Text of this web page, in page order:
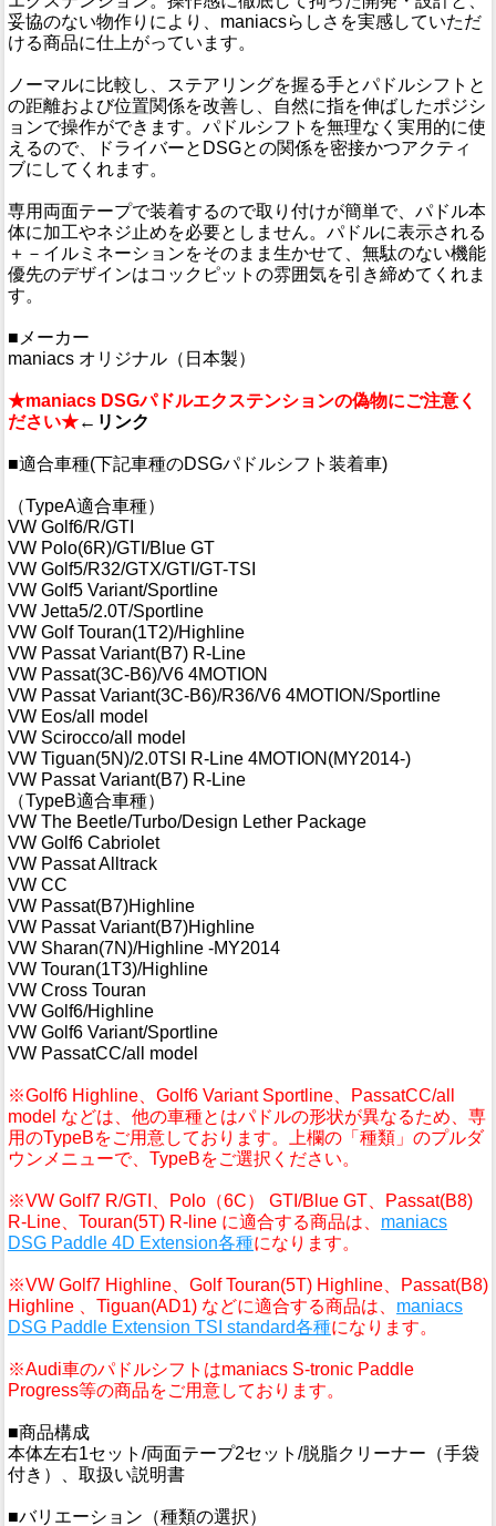
妥協のない物作りにより、maniacsらしさを実感していただ
ける商品に仕上がっています。
ノーマルに比較し、ステアリングを握る手とパドルシフトと
の距離および位置関係を改善し、自然に指を伸ばしたポジシ
ョンで操作ができます。パドルシフトを無理なく実用的に使
えるので、ドライバーとDSGとの関係を密接かつアクティ
ブにしてくれます。
専用両面テープで装着するので取り付けが簡単で、パドル本
体に加工やネジ止めを必要としません。パドルに表示される
＋－イルミネーションをそのまま生かせて、無駄のない機能
優先のデザインはコックピットの雰囲気を引き締めてくれま
す。
■メーカー
maniacs オリジナル（日本製）
★maniacs DSGパドルエクステンションの偽物にご注意く
ださい★←リンク
■適合車種(下記車種のDSGパドルシフト装着車)
（TypeA適合車種）
VW Golf6/R/GTI
VW Polo(6R)/GTI/Blue GT
VW Golf5/R32/GTX/GTI/GT-TSI
VW Golf5 Variant/Sportline
VW Jetta5/2.0T/Sportline
VW Golf Touran(1T2)/Highline
VW Passat Variant(B7) R-Line
VW Passat(3C-B6)/V6 4MOTION
VW Passat Variant(3C-B6)/R36/V6 4MOTION/Sportline
VW Eos/all model
VW Scirocco/all model
VW Tiguan(5N)/2.0TSI R-Line 4MOTION(MY2014-)
VW Passat Variant(B7) R-Line
（TypeB適合車種）
VW The Beetle/Turbo/Design Lether Package
VW Golf6 Cabriolet
VW Passat Alltrack
VW CC
VW Passat(B7)Highline
VW Passat Variant(B7)Highline
VW Sharan(7N)/Highline -MY2014
VW Touran(1T3)/Highline
VW Cross Touran
VW Golf6/Highline
VW Golf6 Variant/Sportline
VW PassatCC/all model
※Golf6 Highline、Golf6 Variant Sportline、PassatCC/all
model などは、他の車種とはパドルの形状が異なるため、専
用のTypeBをご用意しております。上欄の「種類」のプルダ
ウンメニューで、TypeBをご選択ください。
※VW Golf7 R/GTI、Polo（6C） GTI/Blue GT、Passat(B8)
R-Line、Touran(5T) R-line に適合する商品は、 maniacs
DSG Paddle 4D Extension各種になります。
※VW Golf7 Highline、Golf Touran(5T) Highline、Passat(B8)
Highline 、Tiguan(AD1) などに適合する商品は、 maniacs
DSG Paddle Extension TSI standard各種になります。
※Audi車のパドルシフトはmaniacs S-tronic Paddle
Progress等の商品をご用意しております。
■商品構成
本体左右1セット/両面テープ2セット/脱脂クリーナー（手袋
付き）、取扱い説明書
■バリエーション（種類の選択）